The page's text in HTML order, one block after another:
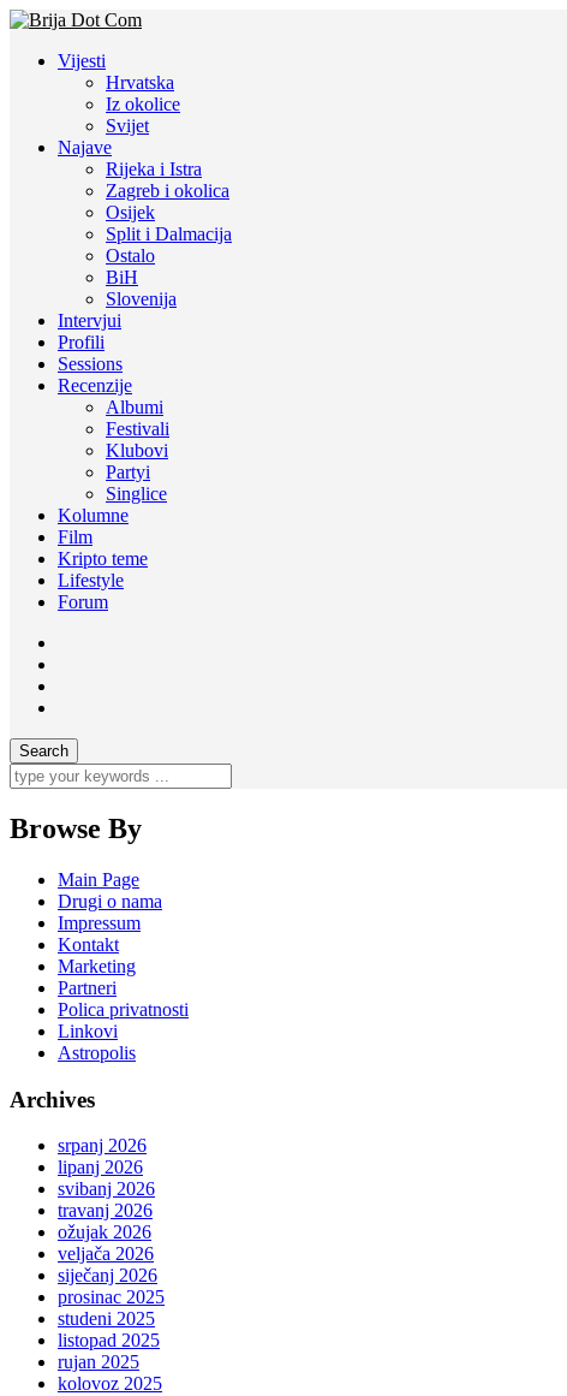
Vijesti
Hrvatska
Iz okolice
Svijet
Najave
Rijeka i Istra
Zagreb i okolica
Osijek
Split i Dalmacija
Ostalo
BiH
Slovenija
Intervjui
Profili
Sessions
Recenzije
Albumi
Festivali
Klubovi
Partyi
Singlice
Kolumne
Film
Kripto teme
Lifestyle
Forum
Browse By
Main Page
Drugi o nama
Impressum
Kontakt
Marketing
Partneri
Polica privatnosti
Linkovi
Astropolis
Archives
srpanj 2026
lipanj 2026
svibanj 2026
travanj 2026
ožujak 2026
veljača 2026
siječanj 2026
prosinac 2025
studeni 2025
listopad 2025
rujan 2025
kolovoz 2025